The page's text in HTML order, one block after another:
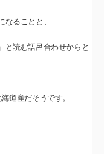
ることと、
と読む語呂合わせからと
道産だそうです。